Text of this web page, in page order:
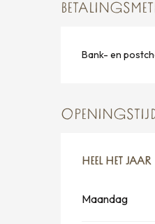
Bank- en
HEEL HET JAAR
HEEL HET JAAR
Maandag